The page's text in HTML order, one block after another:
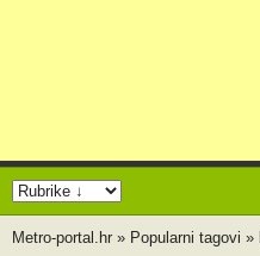
Metro-portal.hr » Popularni tagovi »